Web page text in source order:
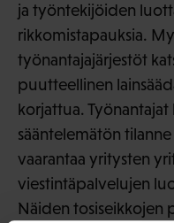
ja työntekijöiden
rikkomistapauksia.
työnantajajärjestöt
puutteellinen
korjattua.
sääntelemätön
vaarantaa yritysten
viestintäpalvelujen
Näiden tosiseikkojen